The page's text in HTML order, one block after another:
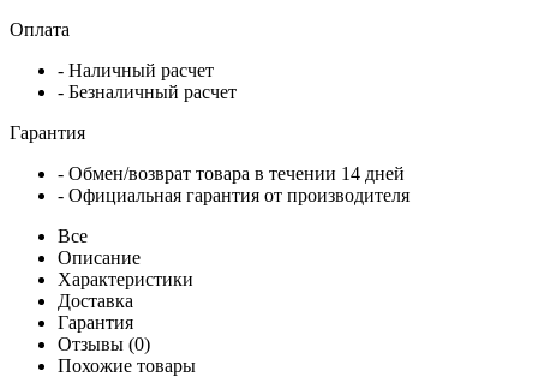
Оплата
- Наличный расчет
- Безналичный расчет
Гарантия
- Обмен/возврат товара в течении 14 дней
- Официальная гарантия от производителя
Все
Описание
Характеристики
Доставка
Гарантия
Отзывы (0)
Похожие товары